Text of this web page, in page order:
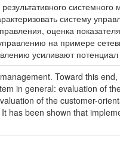
системного
систему
оценка показателя
на примере
усиливают
Toward this
in general: evaluation of
of the customer-
has been shown that